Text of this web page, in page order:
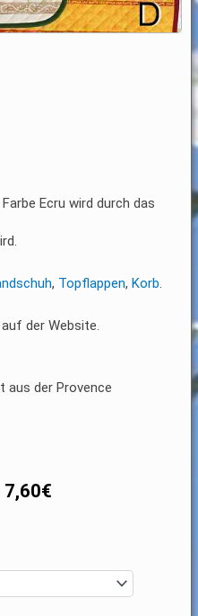
Ecru wird durch das
, Topflappen,Korb.
der Website.
aus der Provence
7,60€
7,60€